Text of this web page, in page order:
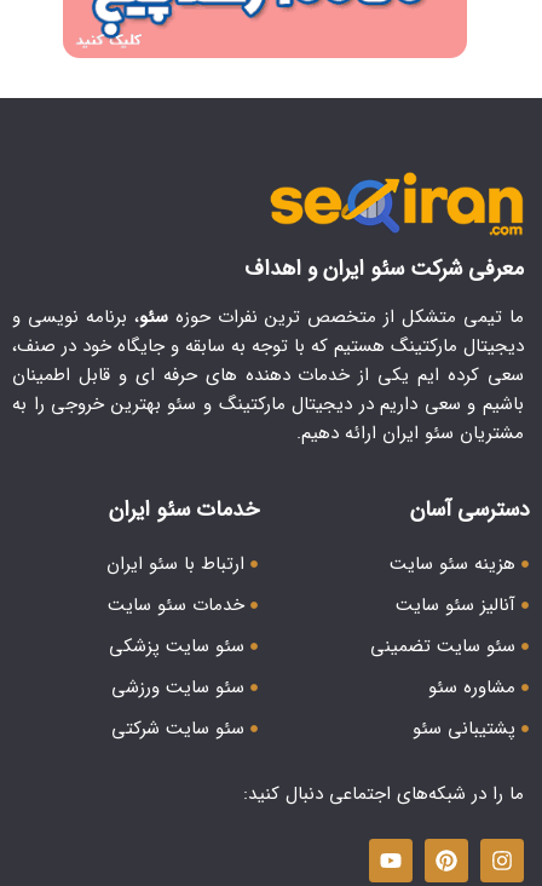
معرفی شرکت سئو ایران و اهداف
ما تیمی متشکل از متخصص ترین نفرات حوزه سئو، برنامه نویسی و
دیجیتال مارکتینگ هستیم که با توجه به سابقه و جایگاه خود در صنف،
سعی کرده ایم یکی از خدمات دهنده های حرفه ای و قابل اطمینان
باشیم و سعی داریم در دیجیتال مارکتینگ و سئو بهترین خروجی را به
مشتریان سئو ایران ارائه دهیم.
دسترسی آسان
هزینه سئو سایت
آنالیز سئو سایت
سئو سایت تضمینی
مشاوره سئو
پشتیبانی سئو
خدمات سئو ایران
ارتباط با سئو ایران
خدمات سئو سایت
سئو سایت پزشکی
سئو سایت ورزشی
سئو سایت شرکتی
ما را در شبکه‌های اجتماعی دنبال کنید: